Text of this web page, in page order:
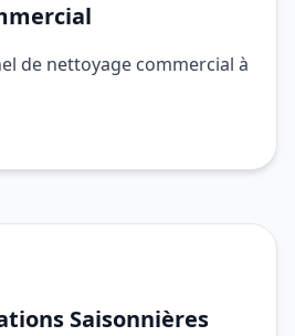
de nettoyage commercial à
Saisonnières